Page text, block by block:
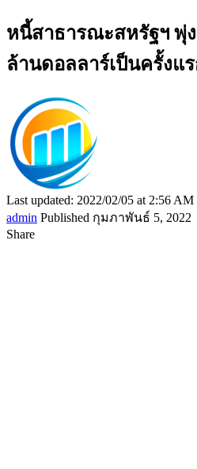
หนี้สาธารณะสหรัฐฯ พุ่
ล้านดอลลาร์เป็นครั้งแ
Last updated: 2022/02/05 at 2:56 AM
admin Published กุมภาพันธ์ 5, 2022
Share